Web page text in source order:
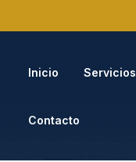
Inicio Servicios
Contacto